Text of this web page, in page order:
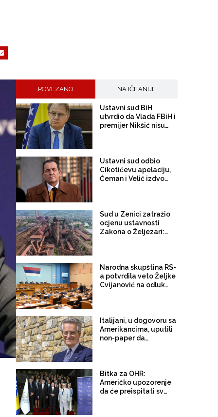
POVEZANO NAJČITANIJE
Ustavni sud BiH
utvrdio da Vlada FBiH i
premijer Nikšić nisu
Tužilaštvo
Ustavni sud odbio
Cikotićevu apelaciju,
Ćeman i Velić izdvojili
koju neko obavlja”
Sud u Zenici zatražio
ocjenu ustavnosti
Zakona o Željezari:
i pravnih lijekova"
Narodna skupština RS-
a potvrdila veto Željke
Cvijanović na odluku o
BiH
Italijani, u dogovoru sa
Amerikancima, uputili
non-paper da
visokih predstavnika
dok će Bonske ovlasti
koristiti kao krajnju
Bitka za OHR:
Američko upozorenje
da će preispitati svoju